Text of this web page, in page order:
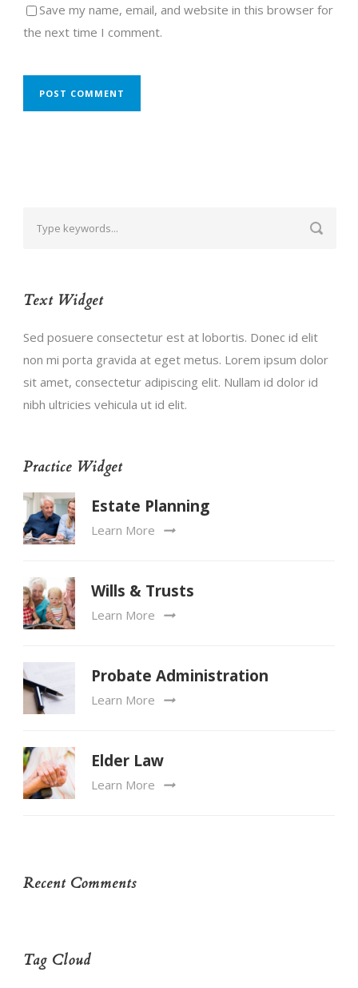
Save my name, email, and website in this browser for
the next time I comment.
Text Widget
Sed posuere consectetur est at lobortis. Donec id elit
non mi porta gravida at eget metus. Lorem ipsum dolor
sit amet, consectetur adipiscing elit. Nullam id dolor id
nibh ultricies vehicula ut id elit.
Practice Widget
Estate Planning
Learn More
Wills & Trusts
Learn More
Probate Administration
Learn More
Elder Law
Learn More
Recent Comments
Tag Cloud